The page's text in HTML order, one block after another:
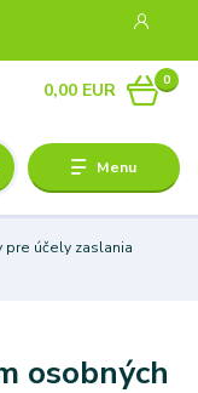
Menu
0
0,00 EUR
pre účely zaslania
osobných